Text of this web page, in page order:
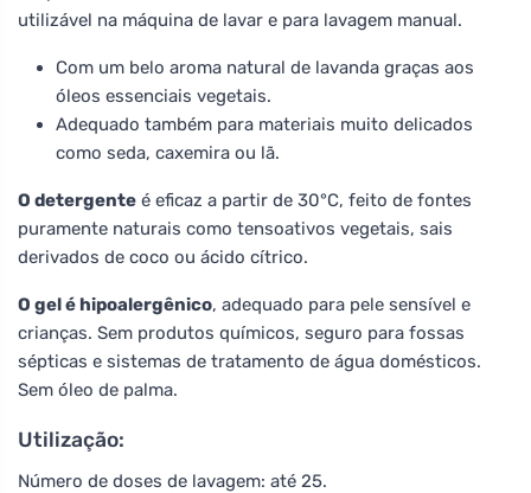
utilizável na máquina de lavar e para lavagem manual.
Com um belo aroma natural de lavanda graças aos
óleos essenciais vegetais.
Adequado também para materiais muito delicados
como seda, caxemira ou lã.
O detergente é eficaz a partir de 30°C, feito de fontes
puramente naturais como tensoativos vegetais, sais
derivados de coco ou ácido cítrico.
O gel é hipoalergênico, adequado para pele sensível e
crianças. Sem produtos químicos, seguro para fossas
sépticas e sistemas de tratamento de água domésticos.
Sem óleo de palma.
Utilização:
Número de doses de lavagem: até 25.